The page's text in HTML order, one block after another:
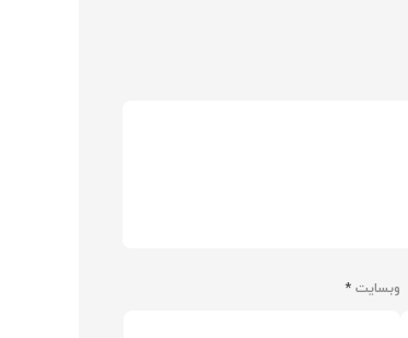
وبسایت*